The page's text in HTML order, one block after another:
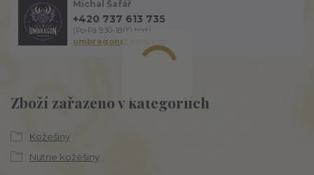
Zboží zařazeno v kategoriích
Kožešiny
Nutrie kožešiny
Michal Šafář
+420 737 613 735
(Po-Pá 9:30-18:00 hod.)
umbragon@email.cz